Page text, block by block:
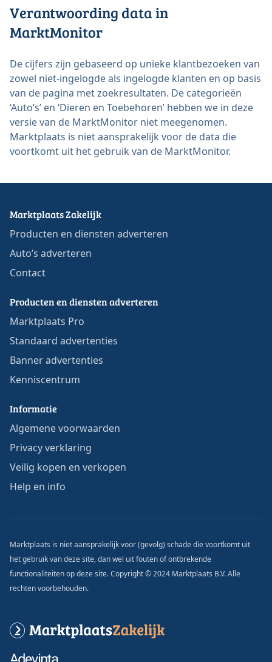
Verantwoording data in
MarktMonitor
De cijfers zijn gebaseerd op unieke klantbezoeken van
zowel niet-ingelogde als ingelogde klanten en op basis
van de pagina met zoekresultaten. De categorieën
‘Auto’s’ en ‘Dieren en Toebehoren’ hebben we in deze
versie van de MarktMonitor niet meegenomen.
Marktplaats is niet aansprakelijk voor de data die
voortkomt uit het gebruik van de MarktMonitor.
Marktplaats Zakelijk
Producten en diensten adverteren
Auto’s adverteren
Contact
Producten en diensten adverteren
Marktplaats Pro
Standaard advertenties
Banner advertenties
Kenniscentrum
Informatie
Algemene voorwaarden
Privacy verklaring
Veilig kopen en verkopen
Help en info
Marktplaats is niet aansprakelijk voor (gevolg) schade die voortkomt uit
het gebruik van deze site, dan wel uit fouten of ontbrekende
functionaliteiten op deze site. Copyright © 2024 Marktplaats B.V. Alle
rechten voorbehouden.